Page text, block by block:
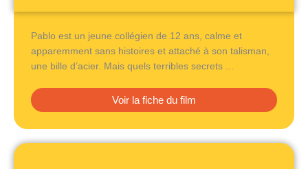
Pablo est un jeune collégien de 12 ans, calme et
apparemment sans histoires et attaché à son talisman,
une bille d’acier. Mais quels terribles secrets ...
Voir la fiche du film